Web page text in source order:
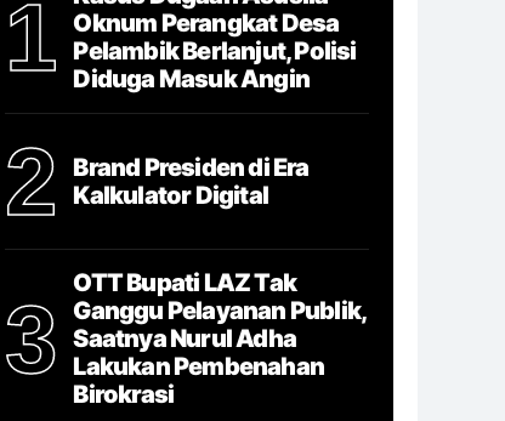
1
Oknum Perangkat Desa
Pelambik Berlanjut, Polisi
Diduga Masuk Angin
2
Brand Presiden di Era
Kalkulator Digital
3
OTT Bupati LAZ Tak
Ganggu Pelayanan Publik,
Saatnya Nurul Adha
Lakukan Pembenahan
Birokrasi